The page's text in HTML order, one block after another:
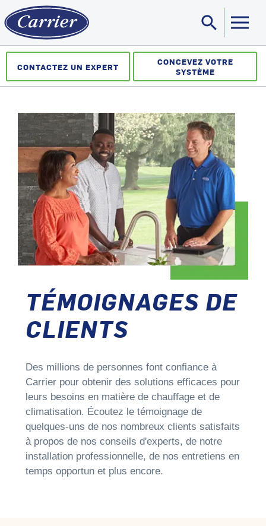
search
CONTACTEZ UN EXPERT
CONCEVEZ VOTRE
SYSTÈME
TÉMOIGNAGES DE
CLIENTS
Des millions de personnes font confiance à
Carrier pour obtenir des solutions efficaces pour
leurs besoins en matière de chauffage et de
climatisation. Écoutez le témoignage de
quelques-uns de nos nombreux clients satisfaits
à propos de nos conseils d'experts, de notre
installation professionnelle, de nos entretiens en
temps opportun et plus encore.